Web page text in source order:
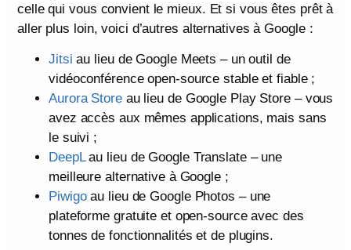
celle qui vous convient le mieux. Et si vous êtes prêt à
aller plus loin, voici d’autres alternatives à Google :
Jitsi au lieu de Google Meets – un outil de
vidéoconférence open-source stable et fiable ;
Aurora Storeau lieu de Google Play Store – vous
avez accès aux mêmes applications, mais sans
le suivi ;
DeepLau lieu de Google Translate – une
meilleure alternative à Google ;
Piwigoau lieu de Google Photos – une
plateforme gratuite et open-source avec des
tonnes de fonctionnalités et de plugins.